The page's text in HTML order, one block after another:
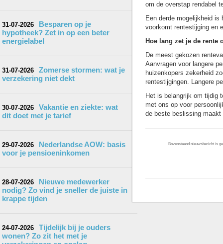
31-07-2026
Besparen op je
hypotheek? Zet in op een beter
energielabel
31-07-2026
Zomerse stormen: wat je
verzekering niet dekt
30-07-2026
Vakantie en ziekte: wat
dit doet met je tarief
29-07-2026
Nederlandse AOW: basis
voor je pensioeninkomen
28-07-2026
Nieuwe medewerker
nodig? Zo vind je sneller de juiste in
krappe tijden
24-07-2026
Tijdelijk bij je ouders
wonen? Zo zit het met je
om de overstap rendabel
Een derde mogelijkheid
voorkomt rentestijging en
Hoe lang zet je de rente
De meest gekozen
Aanvragen voor langere
huizenkopers zekerheid
rentestijgingen. Langere
Het is belangrijk om tijdig
met ons op voor
de beste beslissing
Bovenstaand nieuwsbericht is